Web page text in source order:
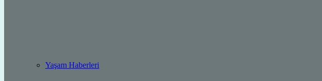
Yaşam Haberleri